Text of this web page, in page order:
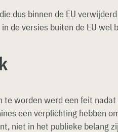
dus binnen de EU
de versies buiten de EU wel
te worden werd een feit
een verplichting hebben
niet in het publieke belang